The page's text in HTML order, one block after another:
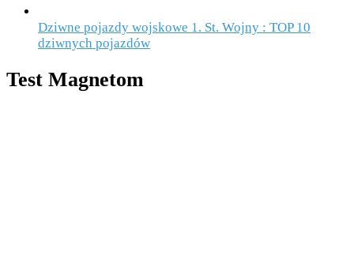
Dziwne pojazdy wojskowe 1. St. Wojny : TOP 10
dziwnych pojazdów
Test Magnetom